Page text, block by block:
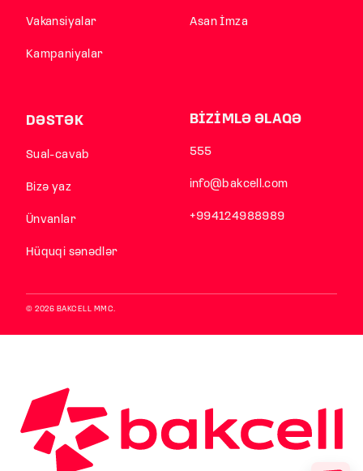
Vakansiyalar
Kampaniyalar
Asan İmza
DƏSTƏK
Sual-cavab
Bizə yaz
Ünvanlar
Hüquqi sənədlər
BİZİMLƏ ƏLAQƏ
555
info@bakcell.com
+994124988989
© 2026 BAKCELL MMC.